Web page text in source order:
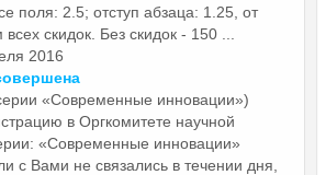
поля: 2.5; отступ абзаца: 1.25, от
скидок. Без скидок - 150 ...
2016
«Современные инновации»)
в Оргкомитете научной
«Современные инновации»
Вами не связались в течении дня,